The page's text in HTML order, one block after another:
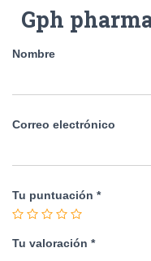
Gph
Nombre
Correo electrónico
Tu puntuación *
Tu valoración *